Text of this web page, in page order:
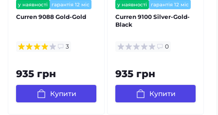
у наявності
гарантія 12 міс
залишилось мало
Curren 9088 Gold-Gold
3
935 грн
Купити
у наявності гарантія 12 міс
Curren 9100 Silver-Gold-
Black
0
935 грн
Купити